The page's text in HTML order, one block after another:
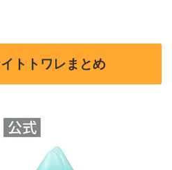
トトワレまとめ